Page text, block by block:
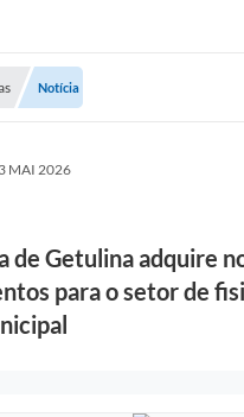
Notícia
MAI 2026
de Getulina adquire
para o setor de